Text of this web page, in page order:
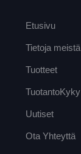
Etusivu
Tietoja meistä
Tuotteet
TuotantoKyky
Uutiset
Ota Yhteyttä